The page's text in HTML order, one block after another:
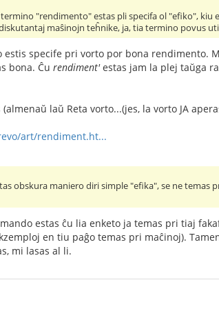
"rendimento" estas pli specifa ol "efiko",
maŝinojn teĥnike, ja, tia termino povus
specife pri vorto por bona rendimento.
bona. Ĉu rendiment'estas jam la plej taŭga
(almenaŭ laŭ Reta vorto...(jes, la vorto JA
art/rendiment.ht...
obskura maniero diri simple "efika", se ne
estas ĉu lia enketo ja temas pri tiaj
en tiu paĝo temas pri maĉinoj).
mi lasas al li.